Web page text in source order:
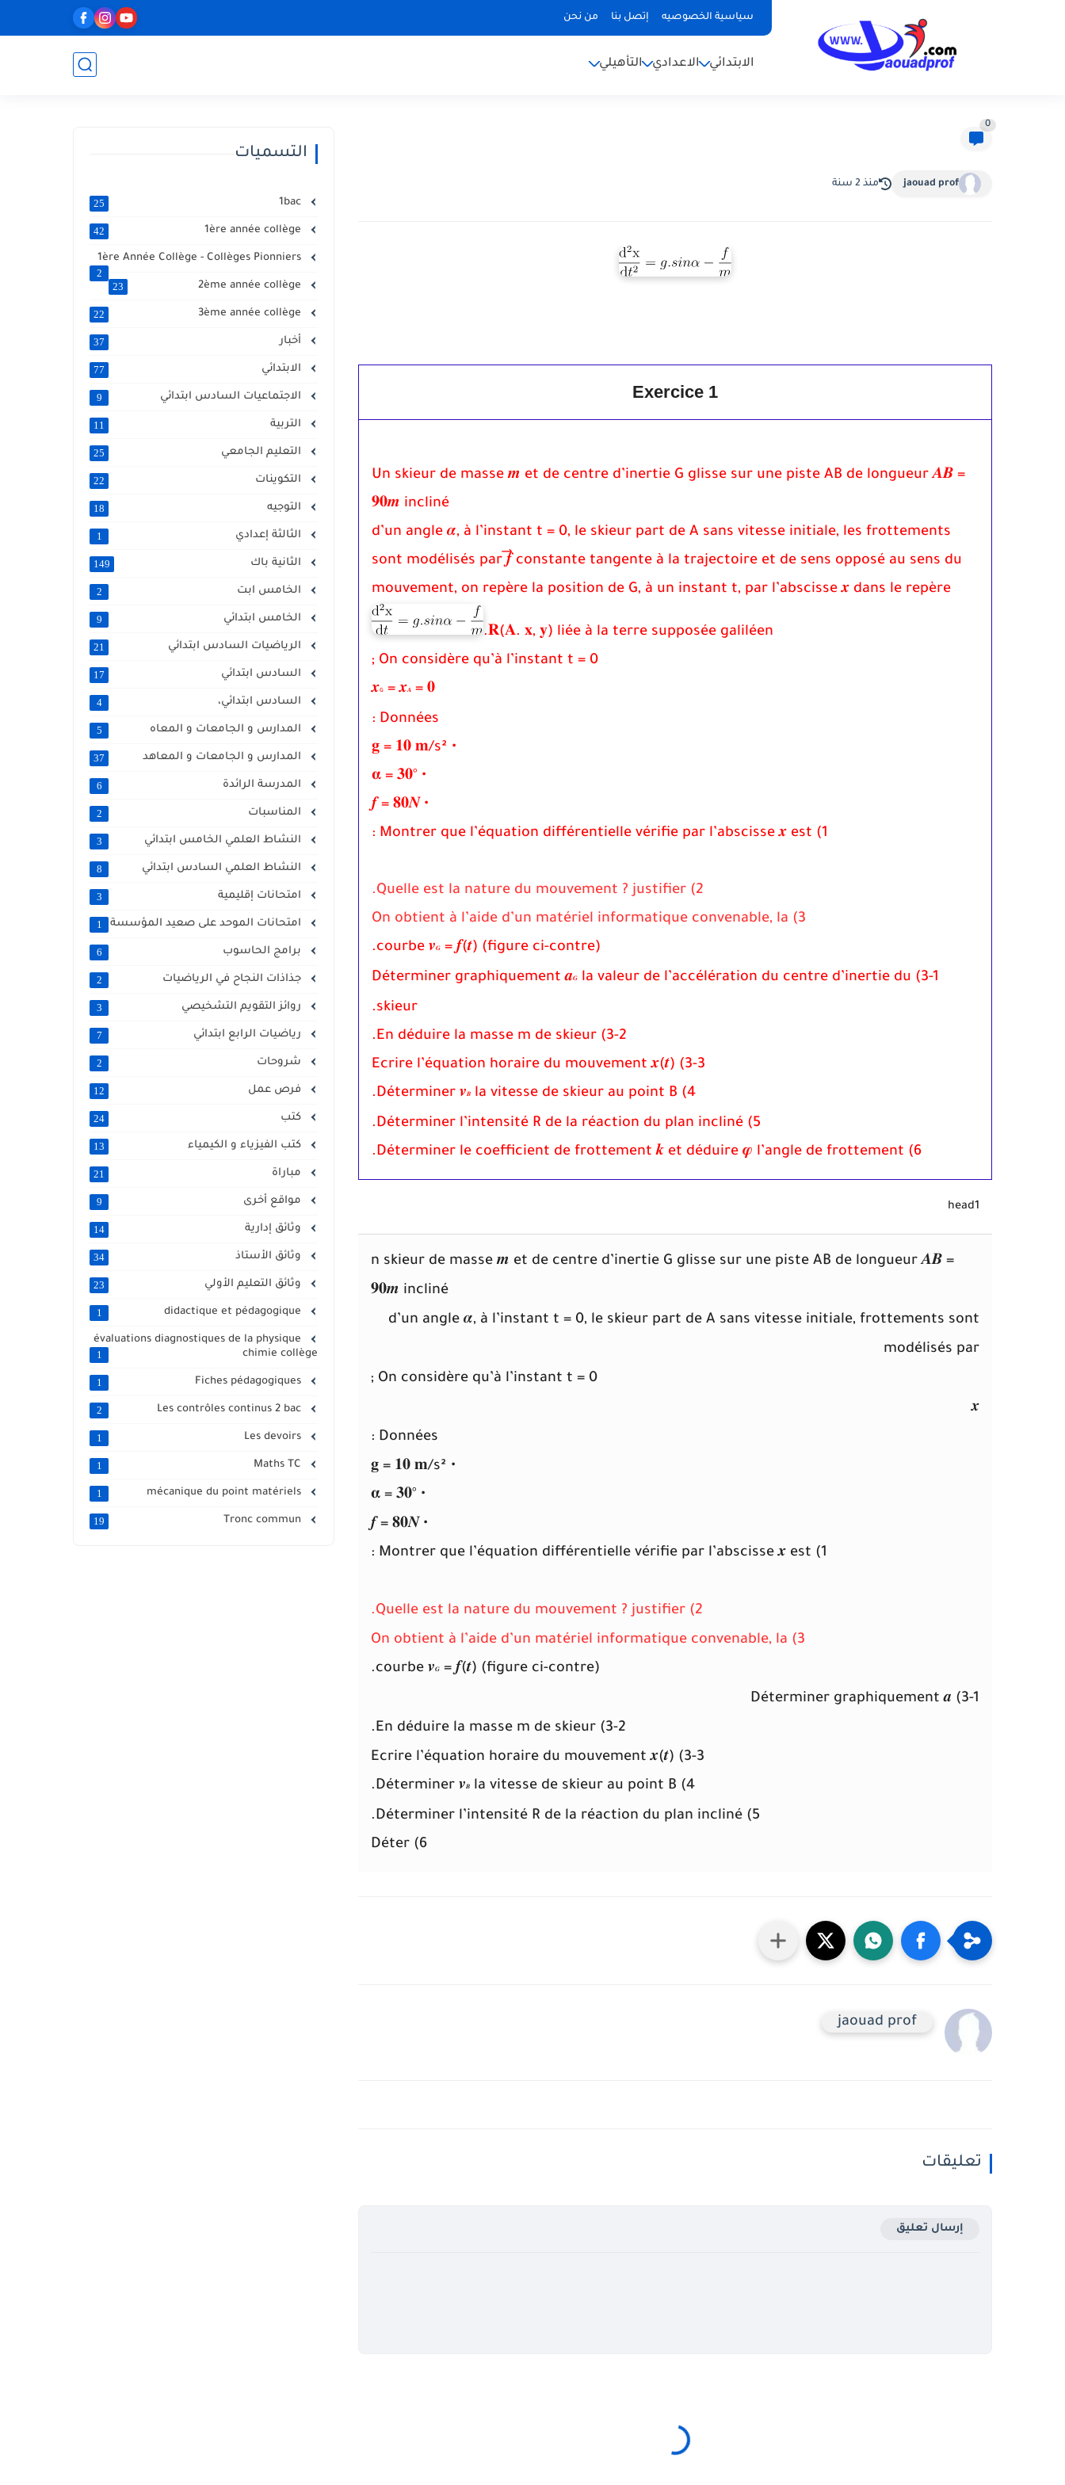
سياسية الخصوصيه إتصل بنا من نحن
الابتدائي الاعدادي التأهيلي
0
jaouad prof منذ 2 سنة
Exercice 1
Un skieur de masse 𝒎 et de centre d’inertie G glisse sur une piste AB de longueur 𝑨𝑩 =
𝟗𝟎𝒎 incliné
d’un angle 𝜶, à l’instant t = 0, le skieur part de A sans vitesse initiale, les frottements
sont modélisés par𝒇⃗⃗ constante tangente à la trajectoire et de sens opposé au sens du
mouvement, on repère la position de G, à un instant t, par l’abscisse 𝒙 dans le repère
𝐑(𝐀. 𝐱, 𝐲) liée à la terre supposée galiléen.
On considère qu’à l’instant t = 0 ;
𝒙G = 𝒙𝑨
= 𝟎
Données :
• 𝐠 = 𝟏𝟎 𝐦/s²
• 𝛂 = 𝟑𝟎°
• 𝒇 = 𝟖𝟎𝑵
1) Montrer que l’équation différentielle vérifie par l’abscisse 𝒙 est :
2) Quelle est la nature du mouvement ? justifier.
3) On obtient à l’aide d’un matériel informatique convenable, la
courbe 𝒗𝑮
= 𝒇(𝒕) (figure ci-contre).
3-1) Déterminer graphiquement 𝒂
𝑮
la valeur de l’accélération du centre d’inertie du
skieur.
3-2) En déduire la masse m de skieur.
3-3) Ecrire l’équation horaire du mouvement 𝒙(𝒕)
4) Déterminer 𝒗
𝑩
la vitesse de skieur au point B.
5) Déterminer l’intensité R de la réaction du plan incliné.
6) Déterminer le coefficient de frottement 𝒌 et déduire 𝝋 l’angle de frottement.
head1
n skieur de masse 𝒎 et de centre d’inertie G glisse sur une piste AB de longueur 𝑨𝑩 =
𝟗𝟎𝒎 incliné
d’un angle 𝜶, à l’instant t = 0, le skieur part de A sans vitesse initiale, frottements sont
modélisés par
On considère qu’à l’instant t = 0 ;
𝒙
Données :
• 𝐠 = 𝟏𝟎 𝐦/s²
• 𝛂 = 𝟑𝟎°
• 𝒇 = 𝟖𝟎𝑵
1) Montrer que l’équation différentielle vérifie par l’abscisse 𝒙 est :
2) Quelle est la nature du mouvement ? justifier.
3) On obtient à l’aide d’un matériel informatique convenable, la
courbe 𝒗𝑮
= 𝒇(𝒕) (figure ci-contre).
3-1) Déterminer graphiquement 𝒂
3-2) En déduire la masse m de skieur.
3-3) Ecrire l’équation horaire du mouvement 𝒙(𝒕)
4) Déterminer 𝒗
𝑩
la vitesse de skieur au point B.
5) Déterminer l’intensité R de la réaction du plan incliné.
6) Déter
jaouad prof
تعليقات
إرسال تعليق
التسميات
1bac
25
42
1ère Année Collège - Collèges Pionniers
2
23
22
أخبار 37
الابتدائي 77
الاجتماعيات السادس ابتدائي 9
التربية 11
التعليم الجامعي 25
التكوينات 22
التوجيه 18
الثالثة إعدادي 1
الثانية باك 149
الخامس ابت 2
الخامس ابتدائي 9
الرياضيات السادس ابتدائي 21
السادس ابتدائي 17
السادس ابتدائي، 4
المدارس و الجامعات و المعاه 5
المدارس و الجامعات و المعاهد 37
المدرسة الرائدة 6
المناسبات 2
النشاط العلمي الخامس ابتدائي 3
النشاط العلمي السادس ابتدائي 8
امتحانات إقليمية 3
امتحانات الموحد على صعيد المؤسسة 1
برامج الحاسوب 6
جذاذات النجاح في الرياضيات 2
روائز التقويم التشخيصي 3
رياضيات الرابع ابتدائي 7
شروحات 2
فرص عمل 12
كتب 24
كتب الفيزياء و الكيمياء 13
مباراة 21
مواقع أخرى 9
وثائق إدارية 14
وثائق الأستاذ 34
وثائق التعليم الأولي 23
1
évaluations diagnostiques de la physique
chimie collège
1
Fiches pédagogiques
1
Les contrôles continus 2 bac
2
Les devoirs
1
1
mécanique du point matériels
1
19